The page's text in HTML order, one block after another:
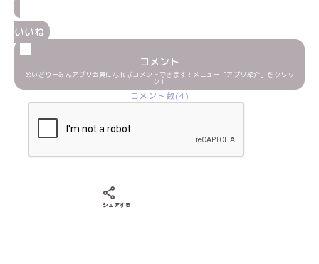
いいね
コメント
めいどりーみんアプリ会員になればコメントできます！メニュー「アプリ紹介」をクリッ
ク！
コメント数(4)
シェアする